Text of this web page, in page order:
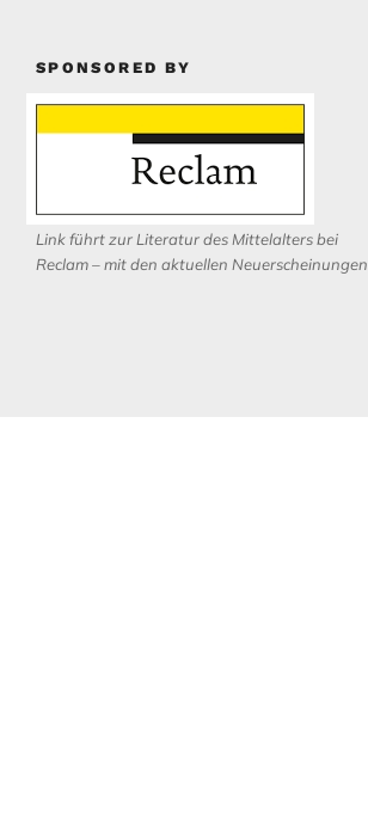
SPONSORED BY
Link führt zur Literatur des Mittelalters bei
Reclam – mit den aktuellen Neuerscheinungen